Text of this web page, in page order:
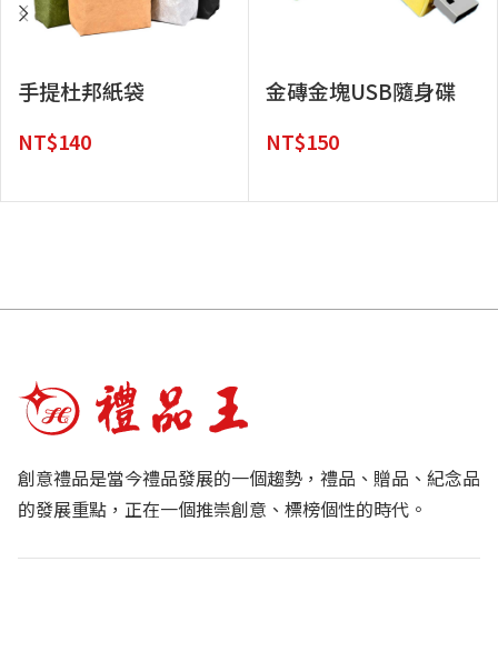
手提杜邦紙袋
NT$140
金磚金塊USB隨身碟
NT$150
創意禮品是當今禮品發展的一個趨勢，禮品、贈品、紀念品
的發展重點，正在一個推崇創意、標榜個性的時代。